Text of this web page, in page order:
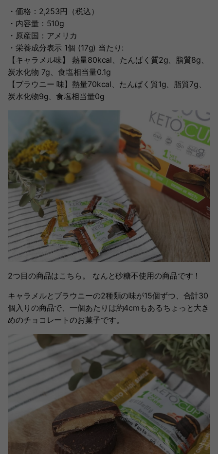
・価格：2,253円（税込）
・内容量：510g
・原産国：アメリカ
・栄養成分表示 1個 (17g) 当たり:
【キャラメル味】 熱量80kcal、たんぱく質2g、脂質8g、
炭水化物 7g、食塩相当量0.1g
【ブラウニー 味】熱量70kcal、たんぱく質1g、脂質7g、
炭水化物9g、食塩相当量0g
2つ目の商品はこちら。 なんと砂糖不使用の商品です！
キャラメルとブラウニーの2種類の味が15個ずつ、合計30
個入りの商品で、一個あたりは約4cmもあるちょっと大き
めのチョコレートのお菓子です。